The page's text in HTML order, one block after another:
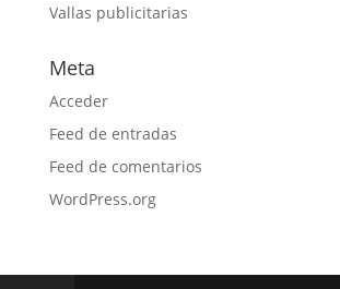
Vallas publicitarias
Meta
Acceder
Feed de entradas
Feed de comentarios
WordPress.org